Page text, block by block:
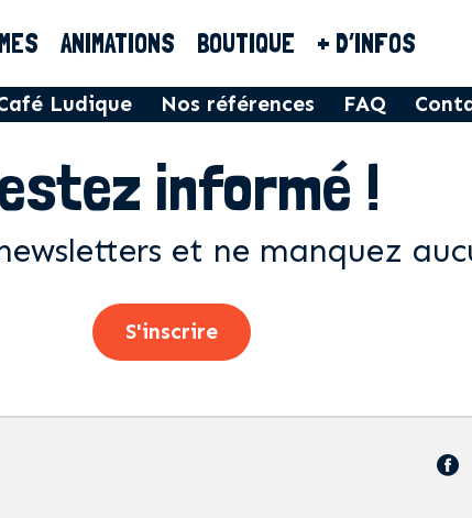
ANIMATIONS BOUTIQUE + D’INFOS
Ludique Nos références FAQ
informé !
et ne manquez
S'inscrire